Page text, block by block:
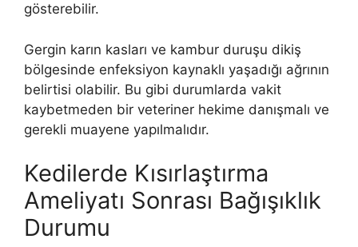
gösterebilir.
Gergin karın kasları ve kambur duruşu dikiş
bölgesinde enfeksiyon kaynaklı yaşadığı ağrının
belirtisi olabilir. Bu gibi durumlarda vakit
kaybetmeden bir veteriner hekime danışmalı ve
gerekli muayene yapılmalıdır.
Kedilerde Kısırlaştırma
Ameliyatı Sonrası Bağışıklık
Durumu